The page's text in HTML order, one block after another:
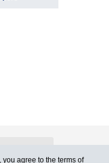
you agree to the terms of